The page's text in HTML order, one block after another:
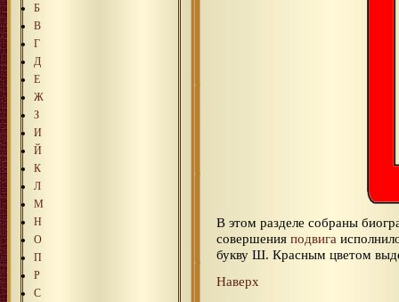
Б
В
Г
Д
Е
Ж
З
И
Й
К
Л
М
Н
О
П
Р
С
В этом разделе собраны
совершения подвига
букву Ш. Красным цветом
Наверх